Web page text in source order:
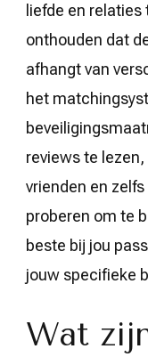
liefde en
onthouden dat
afhangt van
het
reviews te
vrienden en
proberen om te
beste bij jou
jouw specifieke
Wat